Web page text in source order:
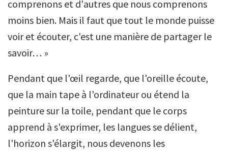
comprenons et d'autres que nous comprenons
moins bien. Mais il faut que tout le monde puisse
voir et écouter, c'est une manière de partager le
savoir… »
Pendant que l'œil regarde, que l'oreille écoute,
que la main tape à l'ordinateur ou étend la
peinture sur la toile, pendant que le corps
apprend à s'exprimer, les langues se délient,
l'horizon s'élargit, nous devenons les